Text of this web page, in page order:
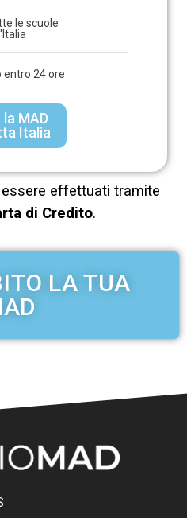
le scuole
entro 24 ore
la MAD
Italia
effettuati tramite
di Credito.
LA TUA